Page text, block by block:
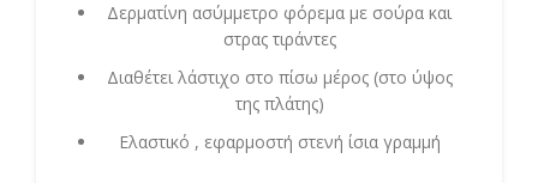
Δερματίνη ασύμμετρο φόρεμα με σούρα και
στρας τιράντες
Διαθέτει λάστιχο στο πίσω μέρος (στο ύψος
της πλάτης)
Ελαστικό , εφαρμοστή στενή ίσια γραμμή